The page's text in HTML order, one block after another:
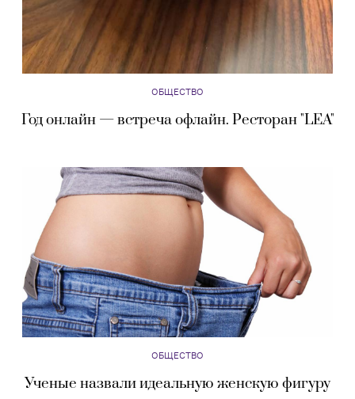
ОБЩЕСТВО
Год онлайн — встреча офлайн. Ресторан "LEA"
ОБЩЕСТВО
Ученые назвали идеальную женскую фигуру